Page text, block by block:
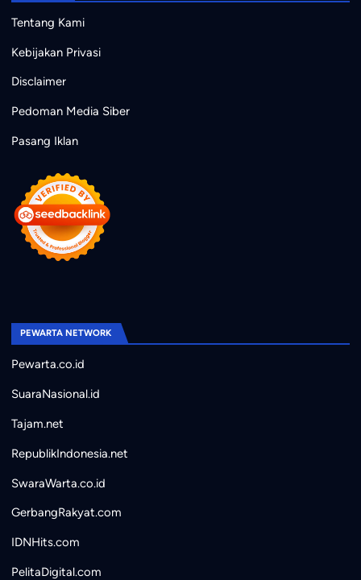
Tentang Kami
Kebijakan Privasi
Disclaimer
Pedoman Media Siber
Pasang Iklan
PEWARTA NETWORK
Pewarta.co.id
SuaraNasional.id
Tajam.net
RepublikIndonesia.net
SwaraWarta.co.id
GerbangRakyat.com
IDNHits.com
PelitaDigital.com